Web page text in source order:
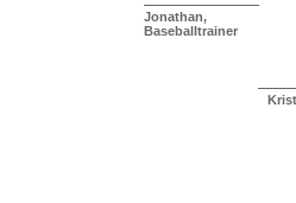
Jonathan,
Baseballtrainer